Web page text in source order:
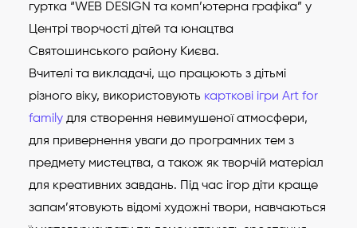
гуртка “WEB DESIGN та комп’ютерна графіка” у
Центрі творчості дітей та юнацтва
Святошинського району Києва.
Вчителі та викладачі, що працюють з дітьмі
різного віку, використовують карткові ігри Art for
family для створення невимушеної атмосфери,
для привернення уваги до програмних тем з
предмету мистецтва, а також як творчій матеріал
для креативних завдань. Під час ігор діти краще
запам’ятовують відомі художні твори, навчаються